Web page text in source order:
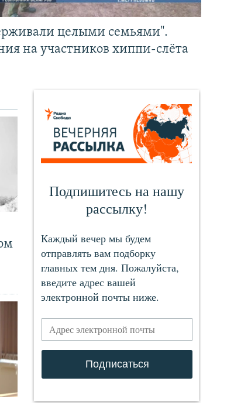
целыми семьями".
на участников хиппи-слёта